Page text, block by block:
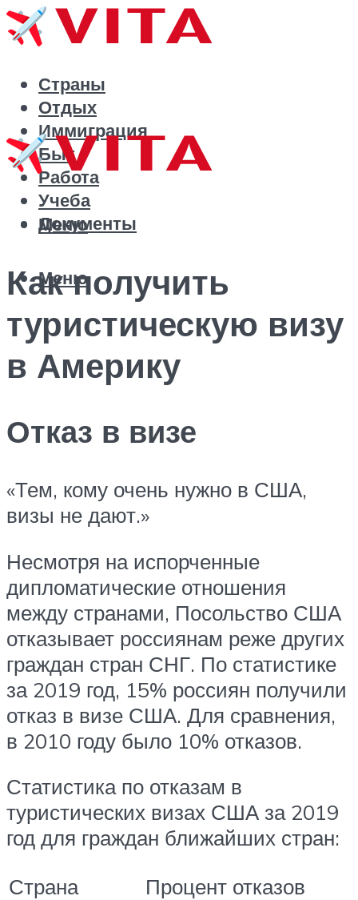
Страны
Отдых
Иммиграция
Быт
Работа
Учеба
Документы
Меню
Меню
Как получить
туристическую визу
в Америку
Отказ в визе
«Тем, кому очень нужно в США,
визы не дают.»
Несмотря на испорченные
дипломатические отношения
между странами, Посольство США
отказывает россиянам реже других
граждан стран СНГ. По статистике
за 2019 год, 15% россиян получили
отказ в визе США. Для сравнения,
в 2010 году было 10% отказов.
Статистика по отказам в
туристических визах США за 2019
год для граждан ближайших стран:
Страна
Процент отказов